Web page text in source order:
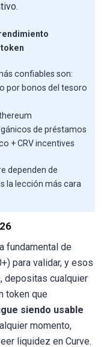
confiables son:
por bonos del tesoro
de préstamos
+ CRV incentives
dependen de
la lección más cara
fundamental de
para validar, y esos
depositas cualquier
token que
siendo usable
momento,
liquidez en Curve.